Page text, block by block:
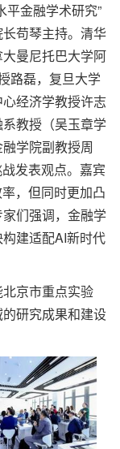
平金融学术研究”
苟琴主持。清华
曼尼托巴大学阿
路磊，复旦大学
经济学教授许志
教授（吴玉章学
学院副教授周
发表观点。嘉宾
，但同时更加凸
们强调，金融学
建适配AI新时代
京市重点实验
研究成果和建设